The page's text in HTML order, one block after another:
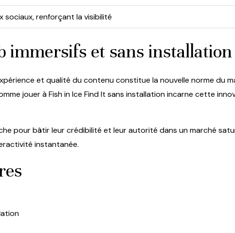
sociaux, renforçant la visibilité
immersifs et sans installation
et qualité du contenu constitue la nouvelle norme du
jouer à Fish in Ice Find It sans installation incarne cette
pour bâtir leur crédibilité et leur autorité dans un marché
instantanée.